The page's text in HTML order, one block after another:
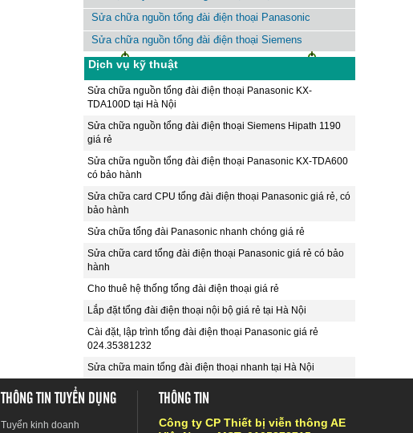
Sửa chữa nguồn tổng đài điện thoại Panasonic
Sửa chữa nguồn tổng đài điện thoại Siemens
Dịch vụ kỹ thuật
Sửa chữa nguồn tổng đài điện thoại Panasonic KX-
TDA100D tại Hà Nội
Sửa chữa nguồn tổng đài điện thoại Siemens Hipath 1190
giá rẻ
Sửa chữa nguồn tổng đài điện thoại Panasonic KX-TDA600
có bảo hành
Sửa chữa card CPU tổng đài điện thoại Panasonic giá rẻ, có
bảo hành
Sửa chữa tổng đài Panasonic nhanh chóng giá rẻ
Sửa chữa card tổng đài điện thoại Panasonic giá rẻ có bảo
hành
Cho thuê hệ thống tổng đài điện thoại giá rẻ
Lắp đặt tổng đài điện thoại nội bộ giá rẻ tại Hà Nội
Cài đặt, lập trình tổng đài điện thoại Panasonic giá rẻ
024.35381232
Sửa chữa main tổng đài điện thoại nhanh tại Hà Nội
THÔNG TIN TUYỂN DỤNG
Tuyển kinh doanh
THÔNG TIN
Công ty CP Thiết bị viễn thông AE